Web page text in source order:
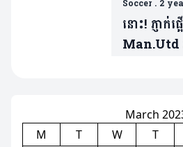
Soccer. 2
នោះ! ភ្ញាក់
Man.Utd
March
M
T W T